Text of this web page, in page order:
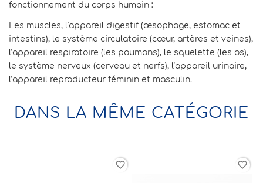
fonctionnement du corps humain :
Les muscles, l’appareil digestif (œsophage, estomac et
intestins), le système circulatoire (cœur, artères et veines),
l’appareil respiratoire (les poumons), le squelette (les os),
le système nerveux (cerveau et nerfs), l’appareil urinaire,
l’appareil reproducteur féminin et masculin.
DANS LA MÊME CATÉGORIE
favorite_border favorite_border